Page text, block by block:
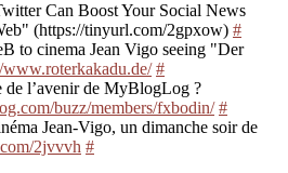
Can Boost Your Social News
(https://tinyurl.com/2gpxow) #
to cinema Jean Vigo seeing "Der
www.roterkakadu.de/ #
de l’avenir de MyBlogLog ?
buzz/members/fxbodin/ #
Jean-Vigo, un dimanche soir de
2jvvvh #